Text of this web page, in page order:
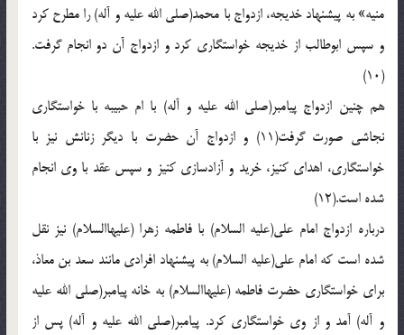
منيه» به پيشنهاد خديجه، ازدواج با محمد(صلي الله عليه و آله) را مطرح کرد
و سپس ابوطالب از خديجه خواستگاري کرد و ازدواج آن دو انجام گرفت.
(10)
هم چنين ازدواج پيامبر(صلي الله عليه و آله) با ام حبيبه با خواستگاري
نجاشي صورت گرفت(11) و ازدواج آن حضرت با ديگر زنانش نيز با
خواستگاري، اهداي کنيز، خريد و آزادسازي کنيز و سپس عقد با وي انجام
شده است.(12)
درباره ازدواج امام علي(عليه السلام) با فاطمه زهرا (عليهاالسلام) نيز نقل
شده است که امام علي(عليه السلام) به پيشنهاد افرادي مانند سعد بن معاذ،
براي خواستگاري حضرت فاطمه (عليهاالسلام) به خانه پيامبر(صلي الله عليه
و آله) آمد و از وي خواستگاري کرد. پيامبر(صلي الله عليه و آله) پس از